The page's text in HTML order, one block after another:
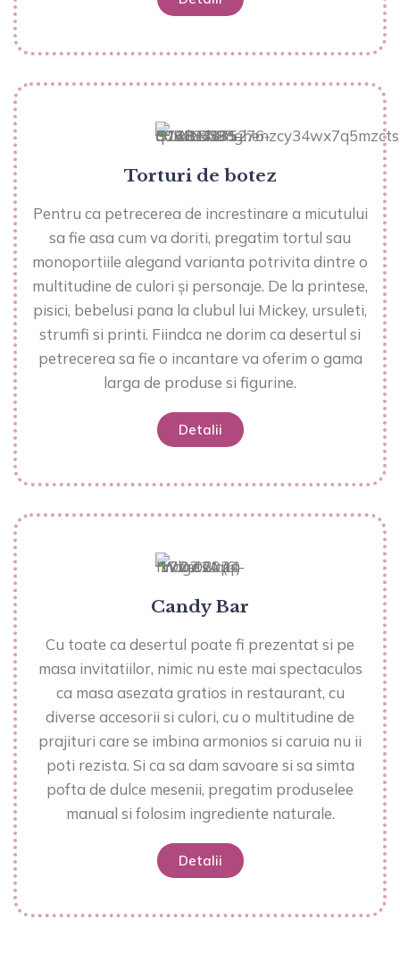
Torturi de botez
Pentru ca petrecerea de increstinare a micutului
sa fie asa cum va doriti, pregatim tortul sau
monoportiile alegand varianta potrivita dintre o
multitudine de culori și personaje. De la printese,
pisici, bebelusi pana la clubul lui Mickey, ursuleti,
strumfi si printi. Fiindca ne dorim ca desertul si
petrecerea sa fie o incantare va oferim o gama
larga de produse si figurine.
Detalii
Candy Bar
Cu toate ca desertul poate fi prezentat si pe
masa invitatiilor, nimic nu este mai spectaculos
ca masa asezata gratios in restaurant, cu
diverse accesorii si culori, cu o multitudine de
prajituri care se imbina armonios si caruia nu ii
poti rezista. Si ca sa dam savoare si sa simta
pofta de dulce mesenii, pregatim produselee
manual si folosim ingrediente naturale.
Detalii